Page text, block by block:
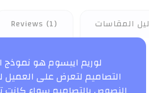
Reviews (1) دليل المقاسات
لوريم ايبسوم هو
التصاميم لتعرض على